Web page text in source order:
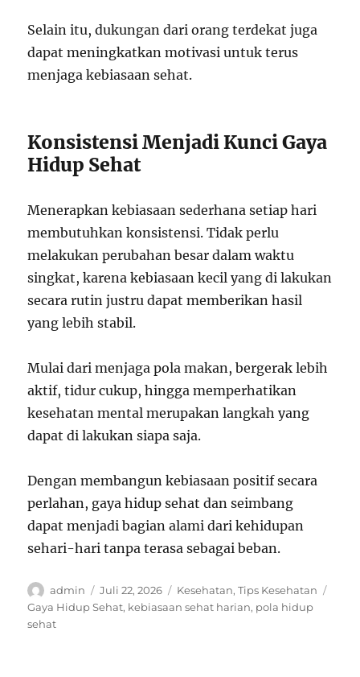
Selain itu, dukungan dari orang terdekat juga
dapat meningkatkan motivasi untuk terus
menjaga kebiasaan sehat.
Konsistensi Menjadi Kunci Gaya
Hidup Sehat
Menerapkan kebiasaan sederhana setiap hari
membutuhkan konsistensi. Tidak perlu
melakukan perubahan besar dalam waktu
singkat, karena kebiasaan kecil yang di lakukan
secara rutin justru dapat memberikan hasil
yang lebih stabil.
Mulai dari menjaga pola makan, bergerak lebih
aktif, tidur cukup, hingga memperhatikan
kesehatan mental merupakan langkah yang
dapat di lakukan siapa saja.
Dengan membangun kebiasaan positif secara
perlahan, gaya hidup sehat dan seimbang
dapat menjadi bagian alami dari kehidupan
sehari-hari tanpa terasa sebagai beban.
Author
admin
Posted
on
Juli 22, 2026 Categories
Kesehatan,Tips Kesehatan
Gaya Hidup Sehat, kebiasaan sehat harian, pola hidup
sehat